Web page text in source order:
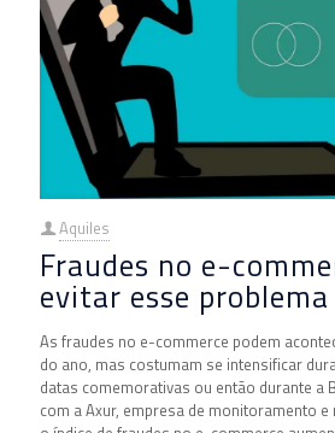
Aquiles
Fraudes no e-
evitar esse problema
As fraudes no e-commerce podem
do ano, mas costumam se intensificar
datas comemorativas ou então durante a
com a Axur, empresa de monitoramento